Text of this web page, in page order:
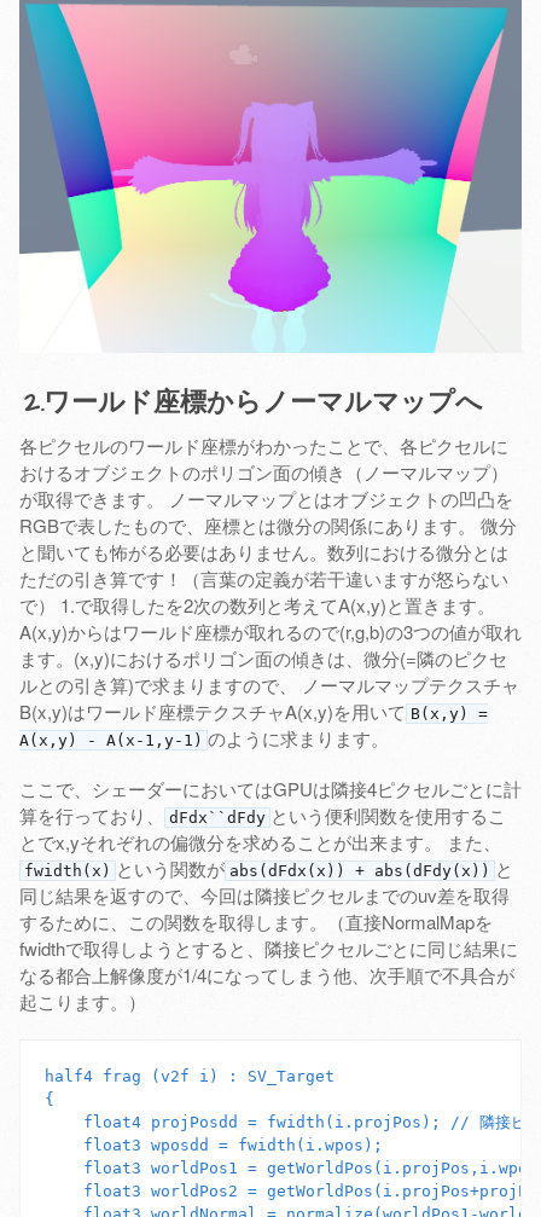
2.ワールド座標からノーマルマップへ
各ピクセルのワールド座標がわかったことで、各ピクセルに
おけるオブジェクトのポリゴン面の傾き（ノーマルマップ）
が取得できます。 ノーマルマップとはオブジェクトの凹凸を
RGBで表したもので、座標とは微分の関係にあります。 微分
と聞いても怖がる必要はありません。数列における微分とは
ただの引き算です！（言葉の定義が若干違いますが怒らない
で） 1.で取得したを2次の数列と考えてA(x,y)と置きます。
A(x,y)からはワールド座標が取れるので(r,g,b)の3つの値が取れ
ます。(x,y)におけるポリゴン面の傾きは、微分(=隣のピクセ
ルとの引き算)で求まりますので、 ノーマルマップテクスチャ
B(x,y)はワールド座標テクスチャA(x,y)を用いて B(x,y) =
A(x,y) - A(x-1,y-1) のように求まります。
ここで、シェーダーにおいてはGPUは隣接4ピクセルごとに計
算を行っており、
dFdx``dFdy という便利関数を使用するこ
とでx,yそれぞれの偏微分を求めることが出来ます。 また、
fwidth(x) という関数が abs(dFdx(x)) + abs(dFdy(x)) と
同じ結果を返すので、今回は隣接ピクセルまでのuv差を取得
するために、この関数を取得します。（直接NormalMapを
fwidthで取得しようとすると、隣接ピクセルごとに同じ結果に
なる都合上解像度が1/4になってしまう他、次手順で不具合が
起こります。）
half4 frag (v2f i) : SV_Target
{
float4 projPosdd = fwidth(i.projPos); // 隣接ピク
    float3 wposdd = fwidth(i.wpos);
float3 worldPos1 =
float3 worldPos2 =